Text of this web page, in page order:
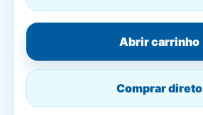
Abrir carrinho
Comprar direto